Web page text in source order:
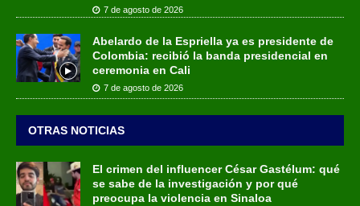
7 de agosto de 2026
Abelardo de la Espriella ya es presidente de
Colombia: recibió la banda presidencial en
ceremonia en Cali
7 de agosto de 2026
OTRAS NOTICIAS
El crimen del influencer César Gastélum: qué
se sabe de la investigación y por qué
preocupa la violencia en Sinaloa